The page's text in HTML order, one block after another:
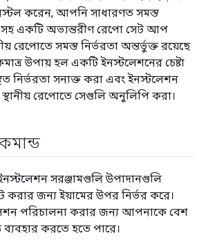
করেন, আপনি সাধারণত সমস্ত
সহ একটি অভ্যন্তরীণ রেপো সেট আপ
রেপোতে সমস্ত নির্ভরতা অন্তর্ভুক্ত রয়েছে
উপায় হল একটি ইনস্টলেশনের চেষ্টা
নির্ভরতা সনাক্ত করা এবং ইনস্টলেশন
রেপোতে সেগুলি অনুলিপি করা।
সরঞ্জামগুলি উপাদানগুলি
জন্য ইয়ামের উপর নির্ভর করে।
পরিচালনা করার জন্য আপনাকে বেশ
করতে হতে পারে।